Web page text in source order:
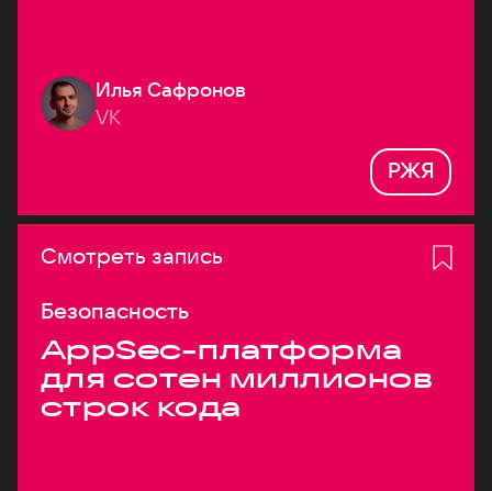
Илья Сафронов
VK
РЖЯ
Смотреть запись
Безопасность
AppSec-платформа
для сотен миллионов
строк кода